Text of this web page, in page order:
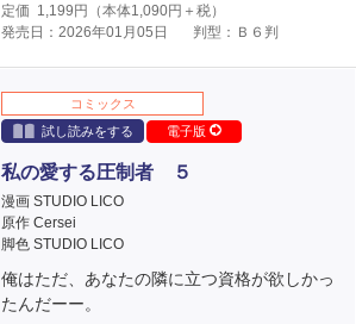
定価 1,199 円（本体1,090円＋税）
発売日：2026年01月05日
判型：Ｂ６判
コミックス
試し読みをする
電子版
私の愛する圧制者 ５
漫画 STUDIO LICO
原作 Cersei
脚色 STUDIO LICO
俺はただ、あなたの隣に立つ資格が欲しかっ
たんだーー。